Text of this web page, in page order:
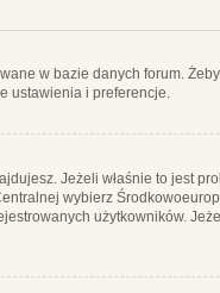
w bazie danych forum.
ustawienia i preferencje.
Jeżeli właśnie to jest
wybierz
użytkowników.